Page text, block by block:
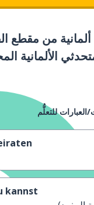
من مقطع
الألمانية
kannst